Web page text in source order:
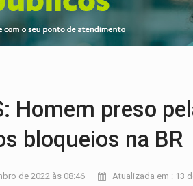
fogem de residência e atacam
Forças policiais apreendem
Homem preso
bloqueios na BR
de 2022 às 08:46 Atualizada em : 13